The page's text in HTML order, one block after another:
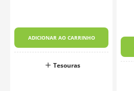
ADICIONAR AO CARRINHO
Tesouras